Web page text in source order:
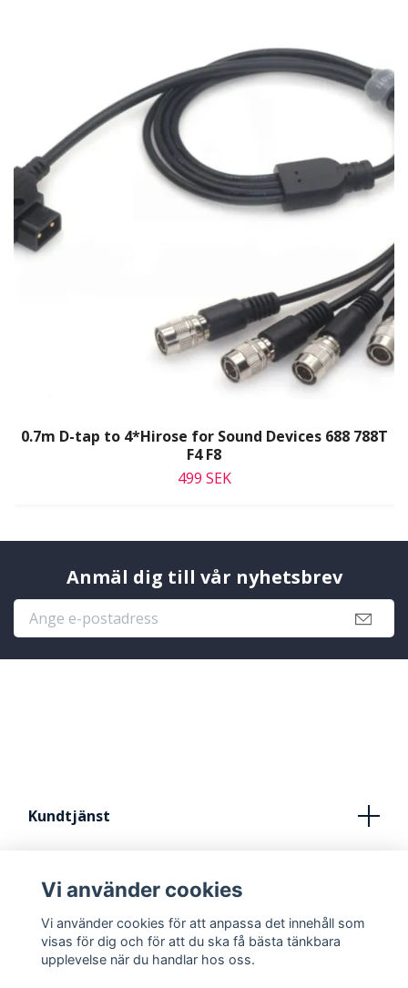
0.7m D-tap to 4*Hirose for Sound Devices 688 788T
F4 F8
499 SEK
Anmäl dig till vår nyhetsbrev
Kundtjänst
Kontakt
FRÅN IDÈ TILL STUDIO
Vi använder cookies
Vi använder cookies för att anpassa det innehåll som
visas för dig och för att du ska få bästa tänkbara
upplevelse när du handlar hos oss.